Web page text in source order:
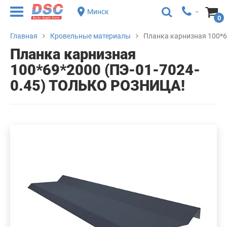
Минск
0
Главная Кровельные материалы Планка карнизная
Планка карнизная
100*69*2000 (ПЭ-01-7024-
0.45) ТОЛЬКО РОЗНИЦА!